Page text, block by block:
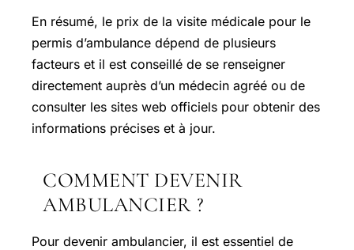
En résumé, le prix de la visite médicale pour le
permis d’ambulance dépend de plusieurs
facteurs et il est conseillé de se renseigner
directement auprès d’un médecin agréé ou de
consulter les sites web officiels pour obtenir des
informations précises et à jour.
COMMENT DEVENIR
AMBULANCIER ?
Pour devenir ambulancier, il est essentiel de